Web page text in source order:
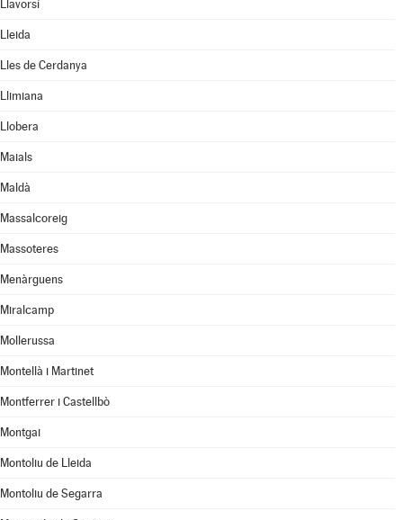
Llavorsí
Lleida
Lles de Cerdanya
Llimiana
Llobera
Maials
Maldà
Massalcoreig
Massoteres
Menàrguens
Miralcamp
Mollerussa
Montellà i Martinet
Montferrer i Castellbò
Montgai
Montoliu de Lleida
Montoliu de Segarra